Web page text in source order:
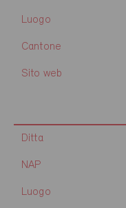
Luogo
Cantone
Sito web
Ditta
NAP
Luogo